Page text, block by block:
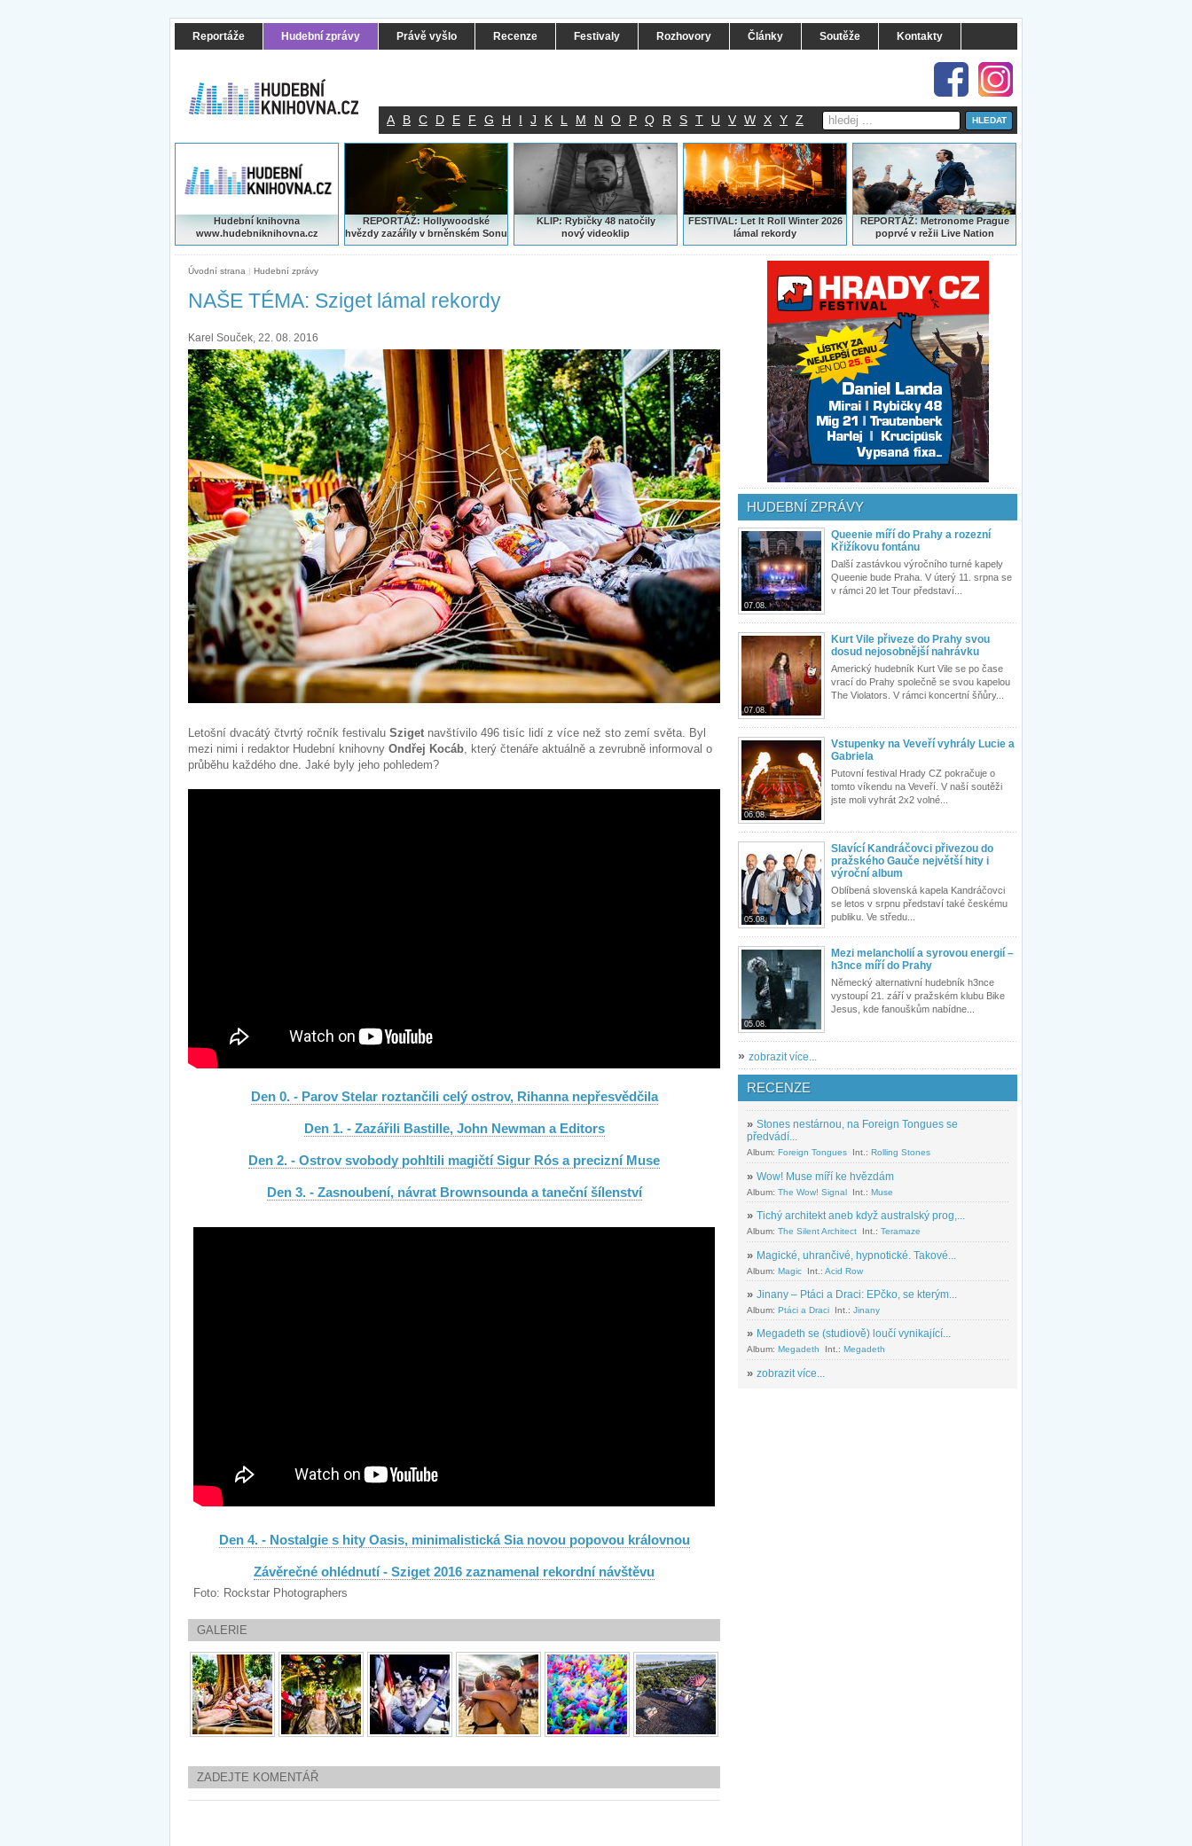
Reportáže Hudební zprávy Právě vyšlo Recenze Festivaly Rozhovory Články Soutěže Kontakty
A B C D E F G H I J K L M N O P Q R S T U V W X Y Z
Hudební knihovna
www.hudebniknihovna.cz
REPORTÁŽ: Hollywoodské
hvězdy zazářily v brněnském Sonu
KLIP: Rybičky 48 natočily
nový videoklip
FESTIVAL: Let It Roll Winter 2026
lámal rekordy
REPORTÁŽ:Metronome Prague
poprvé v režii Live Nation
Úvodní strana | Hudební zprávy
NAŠE TÉMA: Sziget lámal rekordy
Karel Souček, 22. 08. 2016
Letošní dvacátý čtvrtý ročník festivalu Sziget navštívilo 496 tisíc lidí z více než sto zemí světa. Byl
mezi nimi i redaktor Hudební knihovny Ondřej Kocáb, který čtenáře aktuálně a zevrubně informoval o
průběhu každého dne. Jaké byly jeho pohledem?
Den 0. - Parov Stelar roztančili celý ostrov, Rihanna nepřesvědčila
Den 1. - Zazářili Bastille, John Newman a Editors
Den 2. - Ostrov svobody pohltili magičtí Sigur Rós a precizní Muse
Den 3. - Zasnoubení, návrat Brownsounda a taneční šílenství
Den 4. - Nostalgie s hity Oasis, minimalistická Sia novou popovou královnou
Závěrečné ohlédnutí - Sziget 2016 zaznamenal rekordní návštěvu
Foto: Rockstar Photographers
GALERIE
ZADEJTE KOMENTÁŘ
HUDEBNÍ ZPRÁVY
07.08.
Queenie míří do Prahy a rozezní
Křižíkovu fontánu
Další zastávkou výročního turné kapely
Queenie bude Praha. V úterý 11. srpna se
v rámci 20 let Tour představí...
07.08.
Kurt Vile přiveze do Prahy svou
dosud nejosobnější nahrávku
Americký hudebník Kurt Vile se po čase
vrací do Prahy společně se svou kapelou
The Violators. V rámci koncertní šňůry...
06.08.
Vstupenky na Veveří vyhrály Lucie a
Gabriela
Putovní festival Hrady CZ pokračuje o
tomto víkendu na Veveří. V naší soutěži
jste moli vyhrát 2x2 volné...
05.08.
Slavící Kandráčovci přivezou do
pražského Gauče největší hity i
výroční album
Oblíbená slovenská kapela Kandráčovci
se letos v srpnu představí také českému
publiku. Ve středu...
05.08.
Mezi melancholií a syrovou energií –
h3nce míří do Prahy
Německý alternativní hudebník h3nce
vystoupí 21. září v pražském klubu Bike
Jesus, kde fanouškům nabídne...
» zobrazit více...
RECENZE
» Stones nestárnou, na Foreign Tongues se
předvádí...
Album: Foreign Tongues Int.: Rolling Stones
» Wow! Muse míří ke hvězdám
Album: The Wow! Signal Int.: Muse
» Tichý architekt aneb když australský prog,...
Album: The Silent Architect Int.: Teramaze
» Magické, uhrančivé, hypnotické. Takové...
Album: Magic Int.: Acid Row
» Jinany – Ptáci a Draci: EPčko, se kterým...
Album: Ptáci a Draci Int.: Jinany
» Megadeth se (studiově) loučí vynikající...
Album: Megadeth Int.: Megadeth
» zobrazit více...